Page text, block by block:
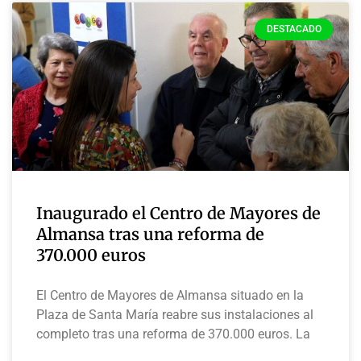
DESTACADO
Inaugurado el Centro de Mayores de
Almansa tras una reforma de
370.000 euros
El Centro de Mayores de Almansa situado en la
Plaza de Santa María reabre sus instalaciones al
completo tras una reforma de 370.000 euros. La